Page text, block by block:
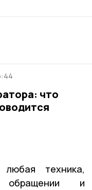
что
техника,
обращении и